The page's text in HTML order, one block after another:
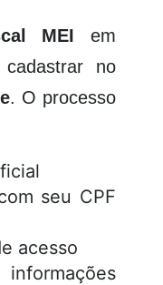
MEI em
no
. O processo
seu CPF
acesso